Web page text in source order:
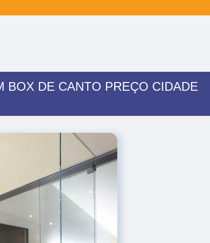
BOX DE CANTO PREÇO CIDADE